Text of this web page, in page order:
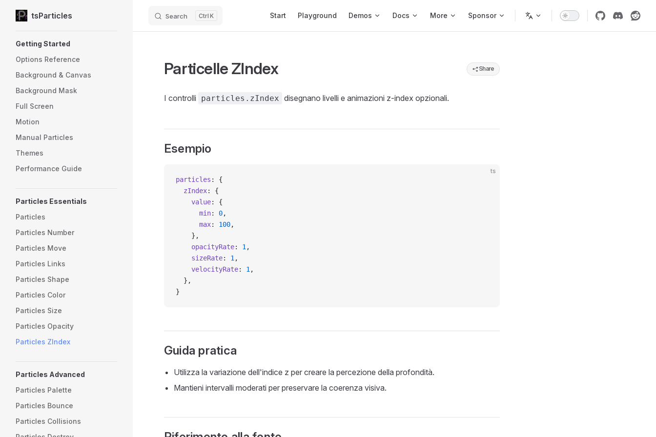
Skip to content
tsParticles Search K Start Playground Demos Docs More Sponsor
Getting Started
Options Reference
Background & Canvas
Background Mask
Full Screen
Motion
Manual Particles
Themes
Performance Guide
Particles Essentials
Particles
Particles Number
Particles Move
Particles Links
Particles Shape
Particles Color
Particles Size
Particles Opacity
Particles ZIndex
Particles Advanced
Particles Palette
Particles Bounce
Particles Collisions
Particelle ZIndex Share
I controlli particles.zIndex disegnano livelli e animazioni z-index opzionali.
Esempio
ts
particles : {
  zIndex
: {
    value
: {
      min
: 0,
      max
: 100,
    },
    opacityRate
: 1 ,
    sizeRate
: 1 ,
    velocityRate
: 1 ,
  },
}
Guida pratica
Utilizza la variazione dell'indice z per creare la percezione della profondità.
Mantieni intervalli moderati per preservare la coerenza visiva.